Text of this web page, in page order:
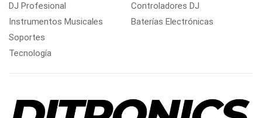
DJ Profesional
Instrumentos Musicales
Soportes
Tecnología
Controladores DJ
Baterías Electrónicas